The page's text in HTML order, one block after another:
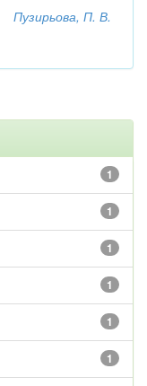
Пузирьова, П. В.
1
1
1
1
1
1